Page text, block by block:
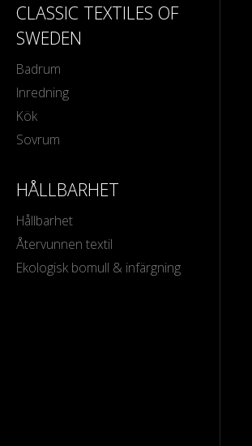
CLASSIC TEXTILES OF
SWEDEN
Badrum
Inredning
Kök
Sovrum
HÅLLBARHET
Hållbarhet
Återvunnen textil
Ekologisk bomull & infärgning